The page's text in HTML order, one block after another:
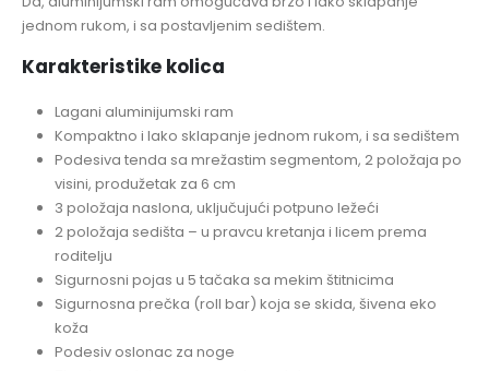
jednom rukom, i sa postavljenim sedištem.
Karakteristike kolica
Lagani aluminijumski ram
Kompaktno i lako sklapanje jednom rukom, i sa sedištem
Podesiva tenda sa mrežastim segmentom, 2 položaja po
visini, produžetak za 6 cm
3 položaja naslona, uključujući potpuno ležeći
2 položaja sedišta – u pravcu kretanja i licem prema
roditelju
Sigurnosni pojas u 5 tačaka sa mekim štitnicima
Sigurnosna prečka (roll bar) koja se skida, šivena eko
koža
Podesiv oslonac za noge